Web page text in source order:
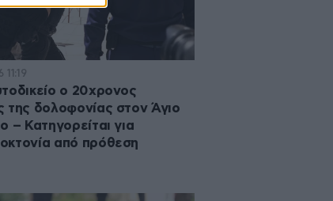
11:19
ο 20χρονος
της δολοφονίας στον Άγιο
– Κατηγορείται για
από πρόθεση